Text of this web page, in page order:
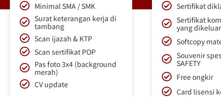
Minimal SMA / SMK
Surat keterangan kerja di
tambang
Scan ijazah & KTP
Scan sertifikat POP
Pas foto 3x4 (background
merah)
CV update
Sertifikat
Sertifikat
yang
Softcopy
Souvenir
SAFETY
Free ongkir
Card lisensi